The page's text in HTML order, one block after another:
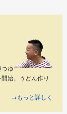
ゆ
始。うどん作り
→もっと詳しく